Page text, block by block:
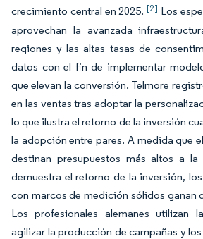
crecimiento central en 2025. [2] Los
aprovechan la avanzada
regiones y las altas tasas de
datos con el fin de implementar
que elevan la conversión. Telmore
en las ventas tras adoptar la
lo que ilustra el retorno de la inversión
la adopción entre pares. A medida que
destinan presupuestos más altos a
demuestra el retorno de la inversión,
con marcos de medición sólidos ganan
Los profesionales alemanes utilizan
agilizar la producción de campañas y